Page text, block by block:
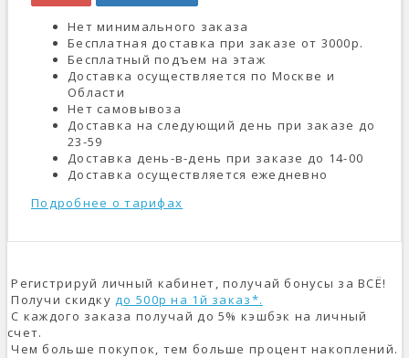
Нет минимального заказа
Бесплатная доставка при заказе от 3000р.
Бесплатный подъем на этаж
Доставка осуществляется по Москве и
Области
Нет самовывоза
Доставка на следующий день при заказе до
23-59
Доставка день-в-день при заказе до 14-00
Доставка осуществляется ежедневно
Подробнее о тарифах
Регистрируй личный кабинет, получай бонусы за ВСЁ!
Получи скидкудо 500р на 1й заказ*.
С каждого заказа получай до 5% кэшбэк на личный
счет.
Чем больше покупок, тем больше процент накоплений.